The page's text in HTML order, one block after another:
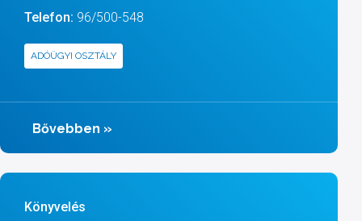
Telefon: 96/500-548
ADÓÜGYI OSZTÁLY
Bővebben »
Könyvelés